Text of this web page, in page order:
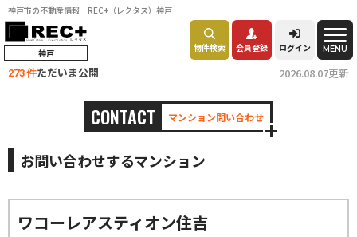
神戸市の不動産情報 REC+（レクタス）神戸
神戸 物件検索 会員登録 ログイン MENU
273 件ただいま公開 2026.08.07更新
CONTACT マンション問い合わせ
お問い合わせするマンション
ワコーレアスティオン住吉